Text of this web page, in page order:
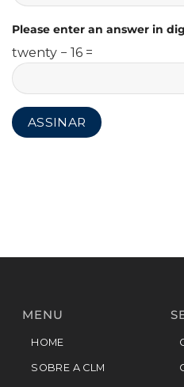
Please enter an answer in
twenty − 16 =
MENU
HOME
SOBRE A CLM